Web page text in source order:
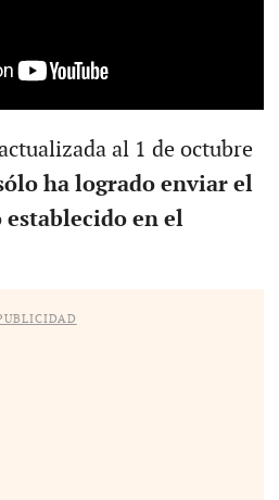
al 1 de octubre
ha logrado enviar el
en el